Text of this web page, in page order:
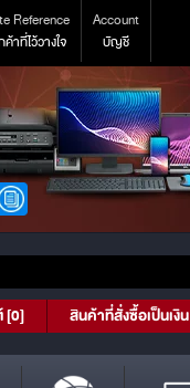
Reference
าที่ไว้วางใจ
Account
บัญชี
สินค้าที่สั่งซื้อเป็นเงิ
[0]